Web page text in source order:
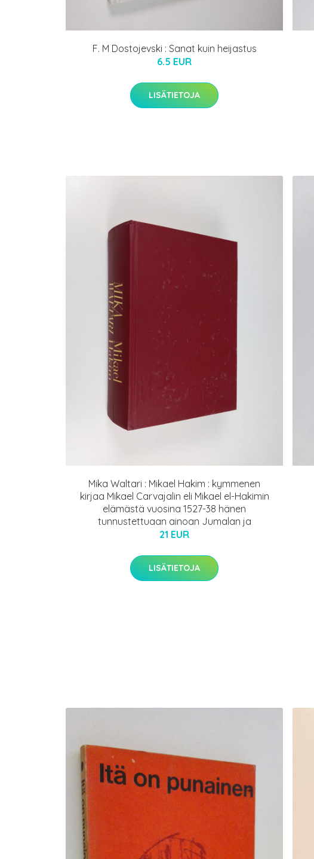
F. M Dostojevski : Sanat kuin heijastus
6.5 EUR
LISÄTIETOJA
Mika Waltari : Mikael Hakim : kymmenen
kirjaa Mikael Carvajalin eli Mikael el-Hakimin
elämästä vuosina 1527-38 hänen
tunnustettuaan ainoan Jumalan ja
21 EUR
LISÄTIETOJA